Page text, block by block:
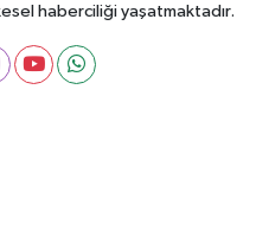
haberciliği yaşatmaktadır.